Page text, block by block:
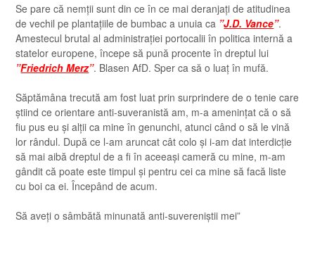
Se pare că nemții sunt din ce în ce mai deranjați de atitudinea
de vechil pe plantațiile de bumbac a unuia ca ”J.D. Vance”.
Amestecul brutal al administrației portocalii în politica internă a
statelor europene, începe să pună procente în dreptul lui
”Friedrich Merz”. Blasen AfD. Sper ca să o luaț în mufă.
Săptămâna trecută am fost luat prin surprindere de o tenie care
știind ce orientare anti-suveranistă am, m-a amenințat că o să
fiu pus eu și alții ca mine în genunchi, atunci când o să le vină
lor rândul. După ce l-am aruncat cât colo și i-am dat interdicție
să mai aibă dreptul de a fi în aceeași cameră cu mine, m-am
gândit că poate este timpul și pentru cei ca mine să facă liste
cu boi ca ei. Începând de acum.
Să aveți o sâmbătă minunată anti-suvereniștii mei”